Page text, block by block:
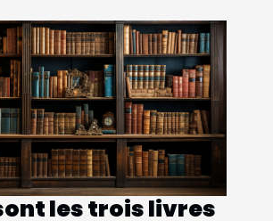
les trois livres